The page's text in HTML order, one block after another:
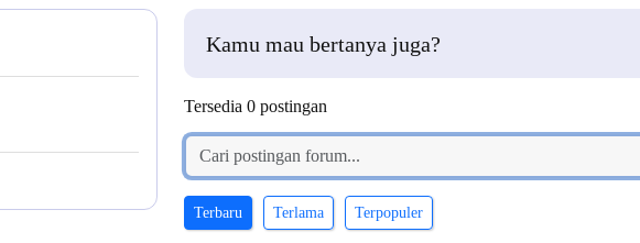
Kamu mau bertanya juga?
Tersedia 0 postingan
Terbaru Terlama Terpopuler